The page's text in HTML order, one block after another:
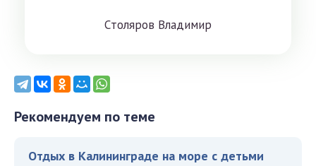
Cтoлярoв Влaдимиp
Рекомендуем по теме
Отдых в Калининграде на море с детьми